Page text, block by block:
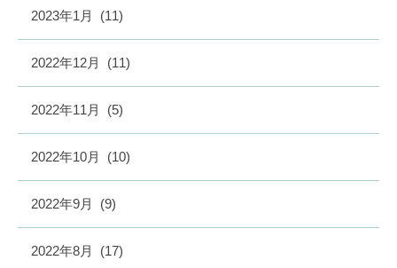
2023年1月 (11)
2022年12月 (11)
2022年11月 (5)
2022年10月 (10)
2022年9月 (9)
2022年8月 (17)